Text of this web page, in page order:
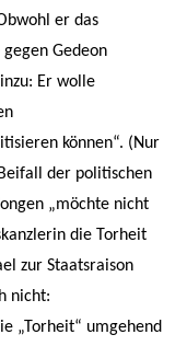
er das
Gedeon
Er wolle
können“. (Nur
der politischen
„möchte nicht
die Torheit
zur Staatsraison
nicht:
„Torheit“ umgehend